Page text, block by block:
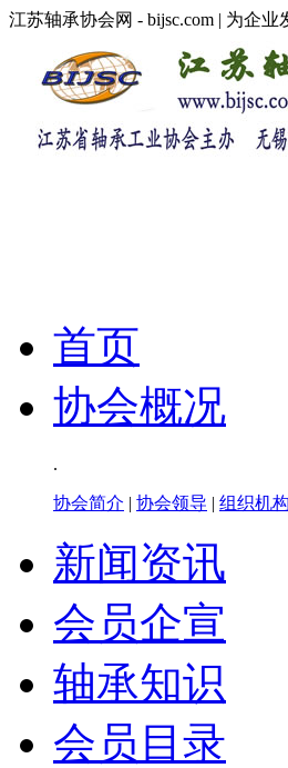
江苏轴承协会网 - bijsc.com | 为企
首页
协会概况
.
协会简介 | 协会领导 | 组织机构
新闻资讯
会员企宣
轴承知识
会员目录